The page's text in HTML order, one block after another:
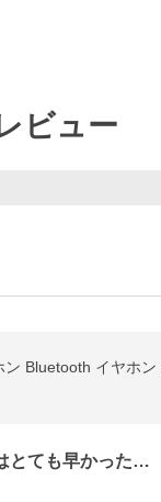
ビュー
ン Bluetooth イヤホ
とても早かった…